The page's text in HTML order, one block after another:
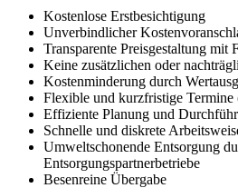
Kostenlose Erstbesichtigung
Unverbindlicher
Transparente Preisgestaltung mit
Keine zusätzlichen oder
Kostenminderung durch
Flexible und kurzfristige Termine
Effiziente Planung und
Schnelle und diskrete
Umweltschonende Entsorgung
Entsorgungspartnerbetriebe
Besenreine Übergabe